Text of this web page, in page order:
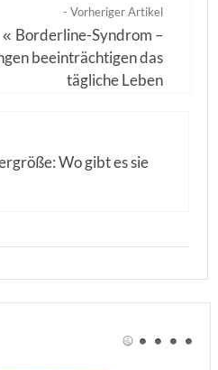
- Vorheriger Artikel
« Borderline-Syndrom –
beeinträchtigen das
tägliche Leben
Wo gibt es sie